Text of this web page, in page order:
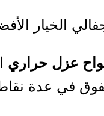
الخيار
عزل حراري
في عدة